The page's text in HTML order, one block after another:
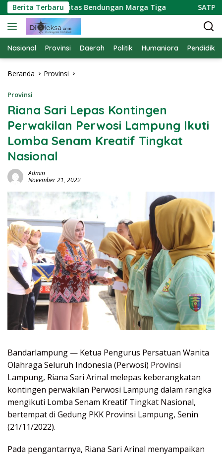
Langsung
ke
konten
Berita Terbaru
Kapasitas Bendungan Marga Tiga SATPAM
Nasional Provinsi Daerah Politik Humaniora
Beranda Provinsi
Provinsi
Riana Sari Lepas Kontingen
Perwakilan Perwosi Lampung Ikuti
Lomba Senam Kreatif Tingkat
Nasional
Admin
November 21, 2022
Bandarlampung — Ketua Pengurus Persatuan Wanita
Olahraga Seluruh Indonesia (Perwosi) Provinsi
Lampung, Riana Sari Arinal melepas keberangkatan
kontingen perwakilan Perwosi Lampung dalam rangka
mengikuti Lomba Senam Kreatif Tingkat Nasional,
bertempat di Gedung PKK Provinsi Lampung, Senin
(21/11/2022).
Pada pengantarnya, Riana Sari Arinal menyampaikan